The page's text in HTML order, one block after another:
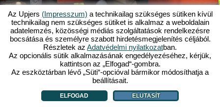
Mi is az az Én Kicsi Tanyám?|
Itt olvashatod ennek a böngészős játéknak a történetét!| Ami rád vár...|
ÁSZF|Impresszum|Adatvédelmi nyilatkozat|Szabályzat|Fórum|
Támogatás|My Free Farm 2 App|Google Play|App Store
Böngészős játékok - Upjers.com|Sütik kezelése
Az Upjers (Impresszum) a technikailag szükséges sütiken kívül
technikailag nem szükséges sütiket is alkalmaz a weboldalain
adatelemzés, közösségi médiás szolgáltatások rendelkezésre
bocsátása és személyre szabott hirdetésmegjelenítés céljából.
Részletek az Adatvédelmi nyilatkozatban.
Az opcionális sütik alkalmazásának engedélyezéséhez, kérjük,
kattintson az „Elfogad“-gombra.
Az eszköztárban lévő „Süti“-opcióval bármikor módosíthatja a
beállításait.
ELFOGAD ELUTASÍT